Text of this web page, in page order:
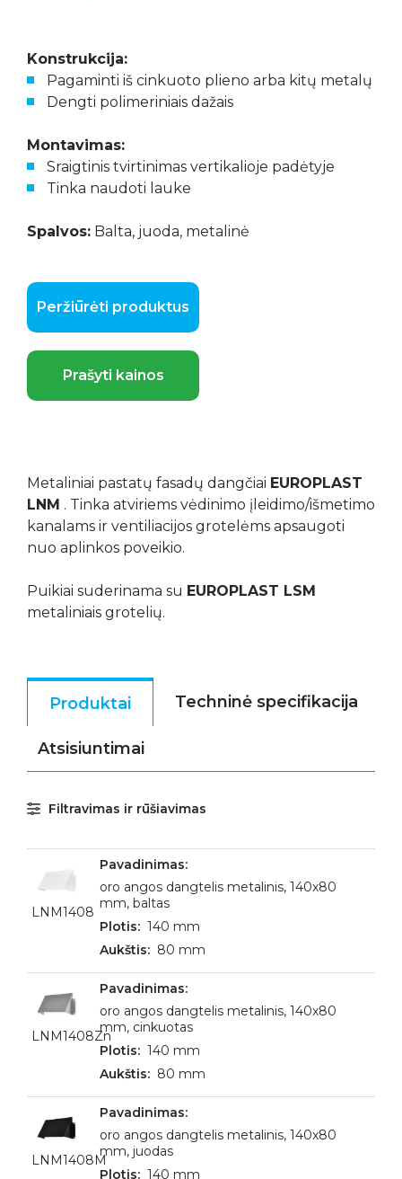
Konstrukcija:
Pagaminti iš cinkuoto plieno arba kitų metalų
Dengti polimeriniais dažais
Montavimas:
Sraigtinis tvirtinimas vertikalioje padėtyje
Tinka naudoti lauke
Spalvos: Balta, juoda, metalinė
Peržiūrėti produktus
Prašyti kainos
Metaliniai pastatų fasadų dangčiai EUROPLAST
LNM . Tinka atviriems vėdinimo įleidimo/išmetimo
kanalams ir ventiliacijos grotelėms apsaugoti
nuo aplinkos poveikio.
Puikiai suderinama su EUROPLAST LSM
metaliniais grotelių.
Produktai Techninė specifikacija
Atsisiuntimai
Filtravimas ir rūšiavimas
LNM1408
oro angos dangtelis metalinis, 140x80
mm, baltas
140 mm
80 mm
LNM1408Zn
oro angos dangtelis metalinis, 140x80
mm, cinkuotas
140 mm
80 mm
LNM1408M
oro angos dangtelis metalinis, 140x80
mm, juodas
140 mm